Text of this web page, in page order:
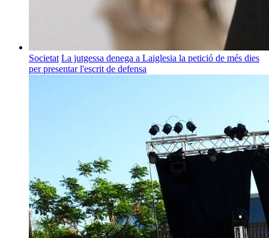
Societat La jutgessa denega a Laiglesia la petició de més dies
per presentar l'escrit de defensa